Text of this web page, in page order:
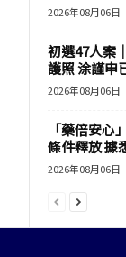
2026年08月06日
初選47人案
護照 涂謹申
2026年08月06日
「藥倍安心
條件釋放 據
2026年08月06日